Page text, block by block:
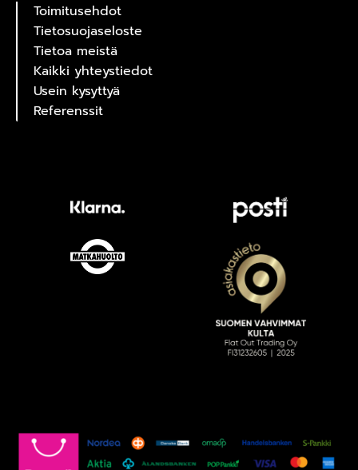
Toimitusehdot
Tietosuojaseloste
Tietoa meistä
Kaikki yhteystiedot
Usein kysyttyä
Referenssit